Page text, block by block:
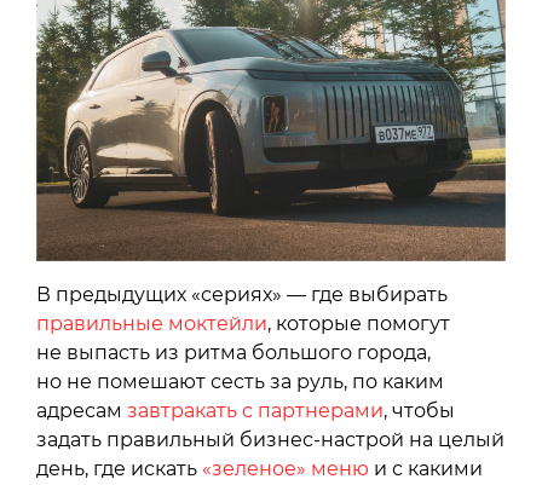
В предыдущих «сериях» — где выбирать
правильные моктейли, которые помогут
не выпасть из ритма большого города,
но не помешают сесть за руль, по каким
адресам завтракать с партнерами, чтобы
задать правильный бизнес-настрой на целый
день, где искать «зеленое» меню и с какими